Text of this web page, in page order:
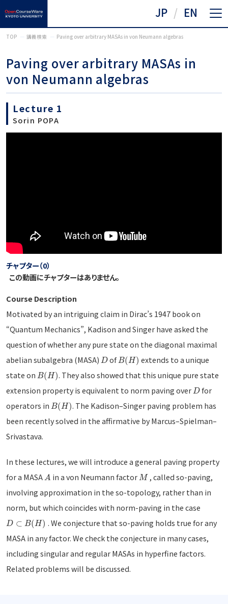
JP EN
TOP 講義検索 Paving over arbitrary MASAs in von Neumann algebras
Paving over arbitrary MASAs in
von Neumann algebras
Lecture 1
Sorin POPA
チャプター（0）
この動画にチャプターはありません。
Course Description
Motivated by an intriguing claim in Dirac’s 1947 book on
“Quantum Mechanics”, Kadison and Singer have asked the
question of whether any pure state on the diagonal maximal
abelian subalgebra (MASA) DofB(H) extends to a unique
state on B(H). They also showed that this unique pure state
extension property is equivalent to norm paving overDfor
operators in B(H). The Kadison–Singer paving problem has
been recently solved in the affirmative by Marcus–Spielman–
Srivastava.
In these lectures, we will introduce a general paving property
for a MASAA in a von Neumann factor M, called so-paving,
involving approximation in the so-topology, rather than in
norm, but which coincides with norm-paving in the case
D ⊂ B(H) . We conjecture that so-paving holds true for any
MASA in any factor. We check the conjecture in many cases,
including singular and regular MASAs in hyperfine factors.
Related problems will be discussed.